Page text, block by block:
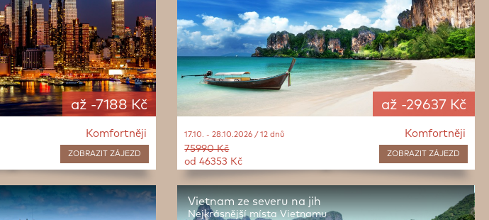
až -7188 Kč
Komfortněji
ZOBRAZITZÁJEZD
až -29637 Kč
Komfortněji
ZOBRAZIT ZÁJEZD
17.10. - 28.10.2026 / 12 dnů
75990 Kč
od 46353 Kč
Vietnam ze severu na jih
Nejkrásnější místa Vietnamu